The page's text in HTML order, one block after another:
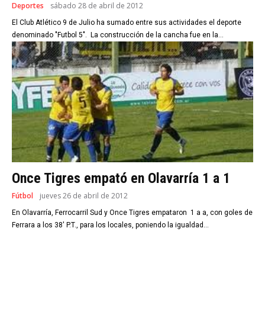
Deportes sábado 28 de abril de 2012
El Club Atlético 9 de Julio ha sumado entre sus actividades el deporte
denominado "Futbol 5". La construcción de la cancha fue en la...
Once Tigres empató en Olavarría 1 a 1
Fútbol jueves 26 de abril de 2012
En Olavarría, Ferrocarril Sud y Once Tigres empataron 1 a a, con goles de
Ferrara a los 38' P.T., para los locales, poniendo la igualdad...